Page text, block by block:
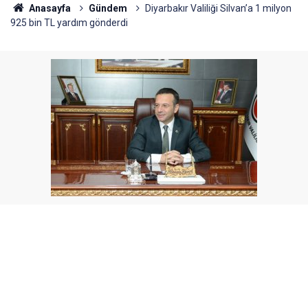
Anasayfa Gündem
Diyarbakır Valiliği Silvan’a 1 milyon
925 bin TL yardım gönderdi